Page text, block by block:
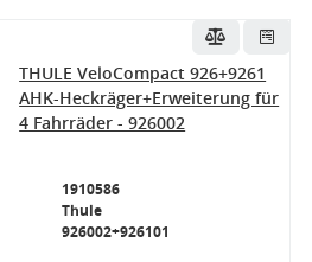
THULE VeloCompact 926+9261
AHK-Heckräger+Erweiterung für
4 Fahrräder - 926002
1910586
Thule
926002+926101